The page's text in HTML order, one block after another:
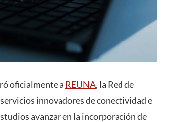
oficialmente a REUNA, la Red de
innovadores de conectividad e
avanzar en la incorporación de